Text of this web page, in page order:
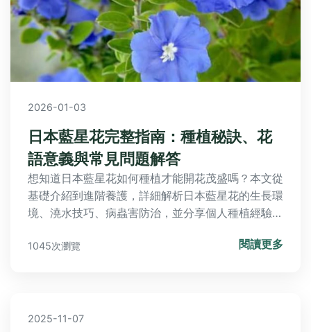
2026-01-03
日本藍星花完整指南：種植秘訣、花
語意義與常見問題解答
想知道日本藍星花如何種植才能開花茂盛嗎？本文從
基礎介紹到進階養護，詳細解析日本藍星花的生長環
境、澆水技巧、病蟲害防治，並分享個人種植經驗，
1045次瀏覽 閱讀更多
2025-11-07